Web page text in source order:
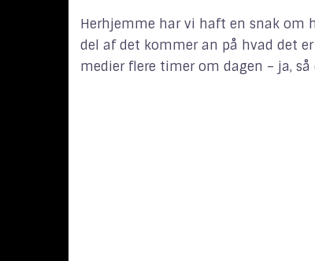
Herhjemme har vi haft en snak om
del af det kommer an på hvad det
medier flere timer om dagen – ja,